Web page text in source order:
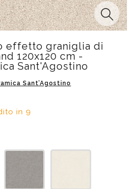
effetto graniglia di
120x120 cm -
Sant'Agostino
Sant’Agostino
in 9